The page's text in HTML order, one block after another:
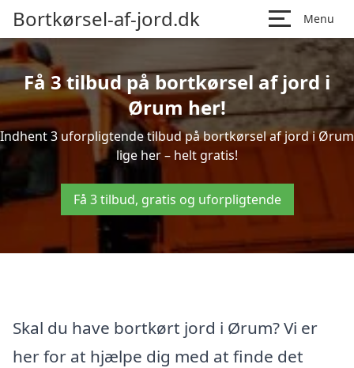
Bortkørsel-af-jord.dk Menu
Få 3 tilbud på bortkørsel af jord i
Ørum her!
Indhent 3 uforpligtende tilbud på bortkørsel af jord i Ørum
lige her – helt gratis!
Få 3 tilbud, gratis og uforpligtende
Skal du have bortkørt jord i Ørum? Vi er
her for at hjælpe dig med at finde det